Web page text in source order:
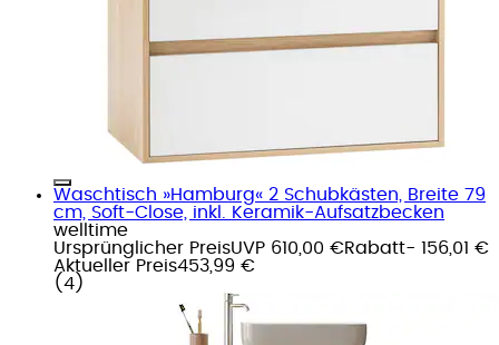
Waschtisch »Hamburg« 2 Schubkästen, Breite 79
cm, Soft-Close, inkl. Keramik-Aufsatzbecken
welltime
Ursprünglicher PreisUVP 610,00 €Rabatt- 156,01 €
Aktueller Preis453,99 €
( 4 )